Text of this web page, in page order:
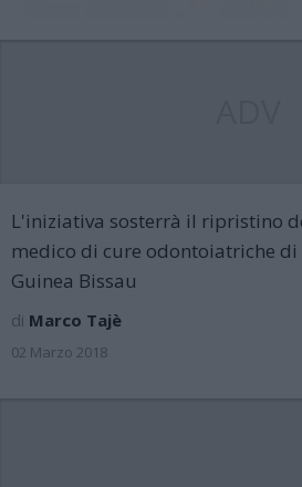
L'iniziativa sosterrà il ripristino
medico di cure odontoiatriche
Guinea Bissau
di Marco Tajè
02 Marzo 2018